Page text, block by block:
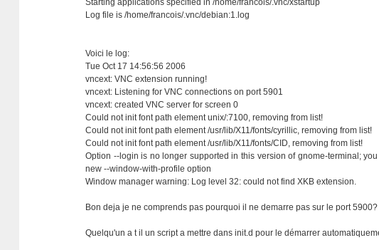
Starting applications specified in /home/francois/.vnc/xstartup
Log file is /home/francois/.vnc/debian:1.log
Voici le log:
Tue Oct 17 14:56:56 2006
vncext: VNC extension running!
vncext: Listening for VNC connections on port 5901
vncext: created VNC server for screen 0
Could not init font path element unix/:7100, removing from list!
Could not init font path element /usr/lib/X11/fonts/cyrillic, removing from list!
Could not init font path element /usr/lib/X11/fonts/CID, removing from list!
Option --login is no longer supported in this version of gnome-terminal;
new --window-with-profile option
Window manager warning: Log level 32: could not find XKB extension.
Bon deja je ne comprends pas pourquoi il ne demarre pas sur le port 5900?
Quelqu'un a t il un script a mettre dans init.d pour le démarrer